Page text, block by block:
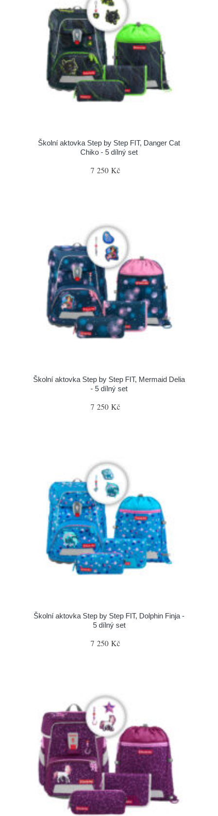
Školní aktovka Step by Step FIT, Danger Cat
Chiko - 5 dílný set
7 250 Kč
Školní aktovka Step by Step FIT, Mermaid Delia
- 5 dílný set
7 250 Kč
Školní aktovka Step by Step FIT, Dolphin Finja -
5 dílný set
7 250 Kč